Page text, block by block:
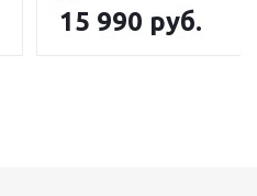
15 990 руб.